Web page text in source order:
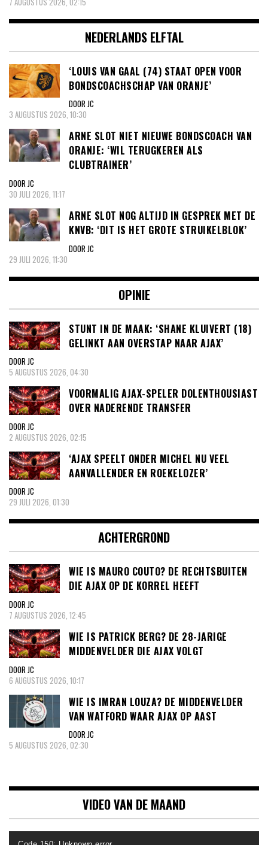
NEDERLANDS ELFTAL
‘LOUIS VAN GAAL (74) STAAT OPEN VOOR
BONDSCOACHSCHAP VAN ORANJE’
DOOR JC
3 AUGUSTUS 2026, 10:30
ARNE SLOT NIET NIEUWE BONDSCOACH VAN
ORANJE: ‘WIL TERUGKEREN ALS
CLUBTRAINER’
DOOR JC
30 JULI 2026, 11:17
ARNE SLOT NOG ALTIJD IN GESPREK MET DE
KNVB: ‘DIT IS HET GROTE STRUIKELBLOK’
DOOR JC
29 JULI 2026, 11:30
OPINIE
STUNT IN DE MAAK: ‘SHANE KLUIVERT (18)
GELINKT AAN OVERSTAP NAAR AJAX’
DOOR JC
5 AUGUSTUS 2026, 04:30
VOORMALIG AJAX-SPELER DOLENTHOUSIAST
OVER NADERENDE TRANSFER
DOOR JC
2 AUGUSTUS 2026, 02:15
‘AJAX SPEELT ONDER MICHEL NU VEEL
AANVALLENDER EN ROEKELOZER’
DOOR JC
29 JULI 2026, 01:30
ACHTERGROND
WIE IS MAURO COUTO? DE RECHTSBUITEN
DIE AJAX OP DE KORREL HEEFT
DOOR JC
7 AUGUSTUS 2026, 12:45
WIE IS PATRICK BERG? DE 28-JARIGE
MIDDENVELDER DIE AJAX VOLGT
DOOR JC
6 AUGUSTUS 2026, 10:17
WIE IS IMRAN LOUZA? DE MIDDENVELDER
VAN WATFORD WAAR AJAX OP AAST
DOOR JC
5 AUGUSTUS 2026, 02:30
VIDEO VAN DE MAAND
Videospeler